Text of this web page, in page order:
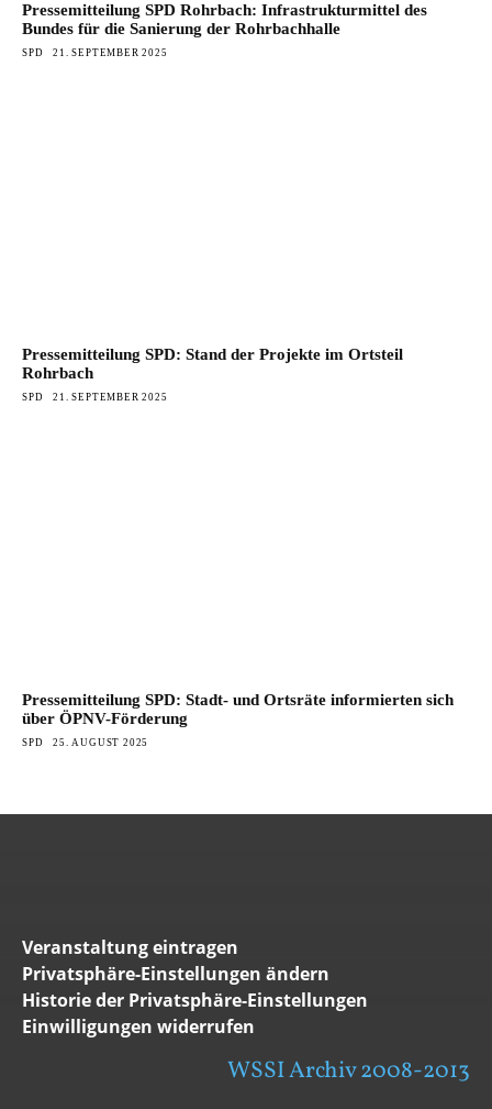
Pressemitteilung SPD Rohrbach: Infrastrukturmittel des
Bundes für die Sanierung der Rohrbachhalle
SPD 21. SEPTEMBER 2025
Pressemitteilung SPD: Stand der Projekte im Ortsteil
Rohrbach
SPD 21. SEPTEMBER 2025
Pressemitteilung SPD: Stadt- und Ortsräte informierten sich
über ÖPNV-Förderung
SPD 25. AUGUST 2025
Veranstaltung eintragen
Privatsphäre-Einstellungen ändern
Historie der Privatsphäre-Einstellungen
Einwilligungen widerrufen
WSSI Archiv 2008-2013